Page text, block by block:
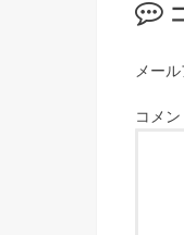
メー
コメン